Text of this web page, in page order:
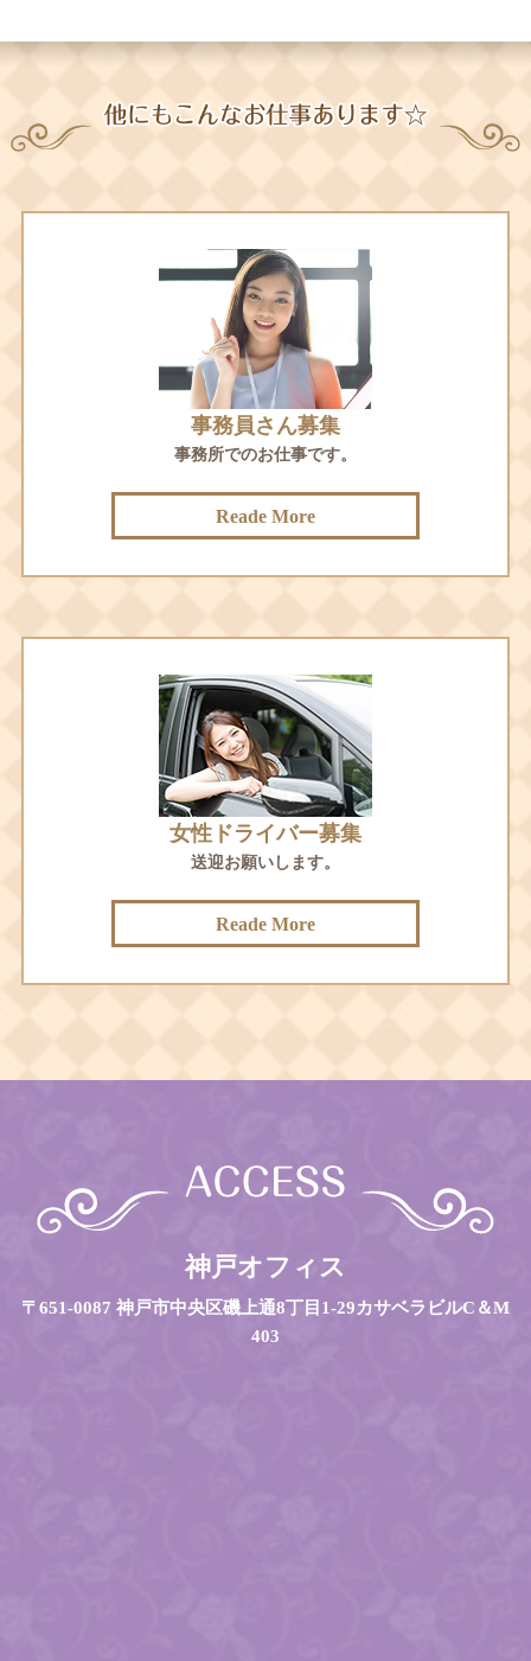
事務員さん募集
事務所でのお仕事です。
Reade More
女性ドライバー募集
送迎お願いします。
Reade More
神戸オフィス
〒651-0087 神戸市中央区磯上通8丁目1-29カサベラビルC＆M
403